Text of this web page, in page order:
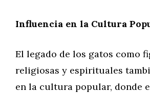
Influencia en la Cultura
El legado de los gatos como
religiosas y espirituales
en la cultura popular, donde